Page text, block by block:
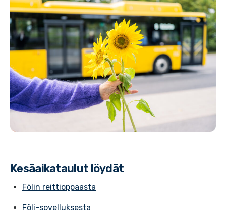
Kesäaikataulut löydät
Fölin reittioppaasta
Föli-sovelluksesta